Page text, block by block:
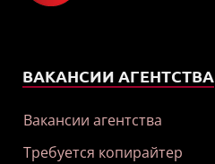
ВАКАНСИИ АГЕНТСТВА
Вакансии агентства
Требуется копирайтер